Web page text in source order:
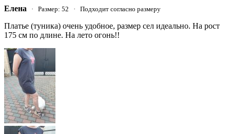
Елена · Размер: 52 · Подходит согласно размеру
Платье (туника) очень удобное, размер сел идеально. На рост
175 см по длине. На лето огонь!!